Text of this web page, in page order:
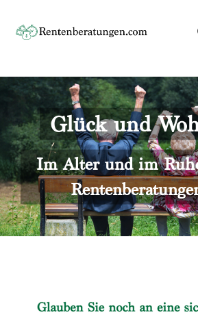
content
Startseite
Rente
Rentenberater
Rentenversicherung
Versicherungsberatung
Über uns
Kontakt
Glück und
Im Alter und im